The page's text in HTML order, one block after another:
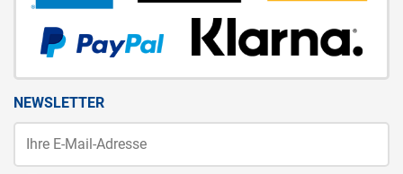
NEWSLETTER